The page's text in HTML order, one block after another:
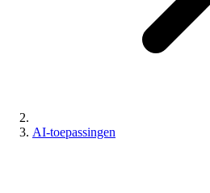
AI-toepassingen